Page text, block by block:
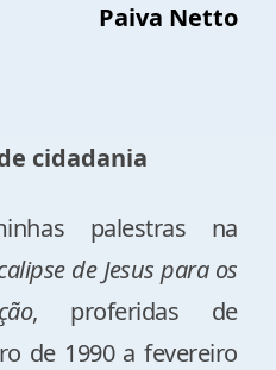
Paiva Netto
cidadania
palestras na
de Jesus para os
, proferidas de
de 1990 a fevereiro